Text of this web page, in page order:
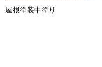
屋根塗装中塗り